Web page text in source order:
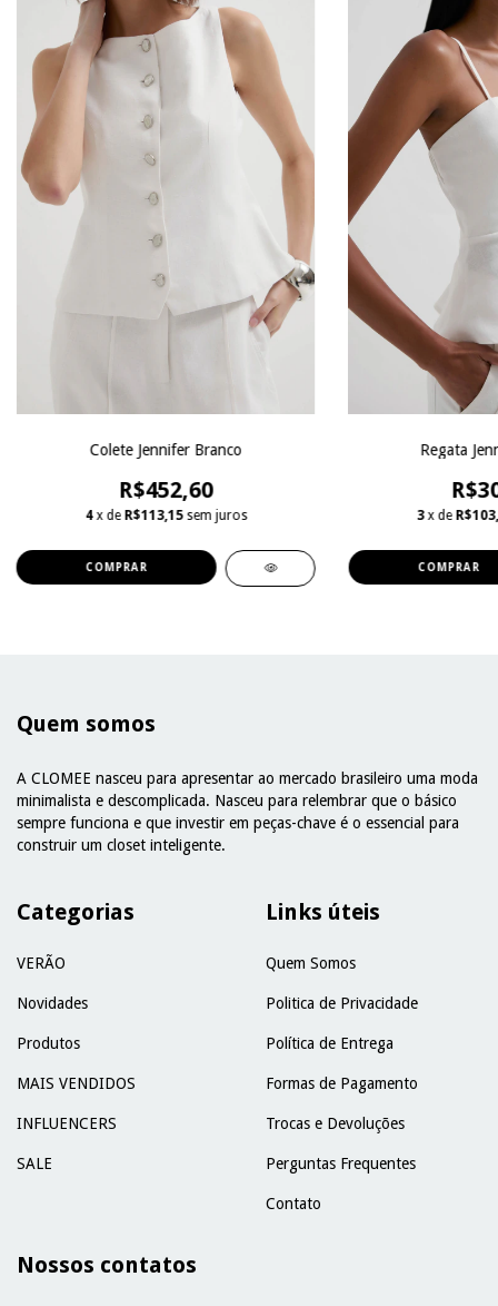
Colete Jennifer Branco
R$452,60
4 x de R$113,15 sem juros
COMPRAR
Regata
3 x de
COMPRAR
Quem somos
A CLOMEE nasceu para apresentar ao mercado brasileiro uma moda
minimalista e descomplicada. Nasceu para relembrar que o básico
sempre funciona e que investir em peças-chave é o essencial para
construir um closet inteligente.
Categorias
VERÃO
Novidades
Produtos
MAIS VENDIDOS
INFLUENCERS
SALE
Links úteis
Quem Somos
Politica de Privacidade
Política de Entrega
Formas de Pagamento
Trocas e Devoluções
Perguntas Frequentes
Contato
Nossos contatos